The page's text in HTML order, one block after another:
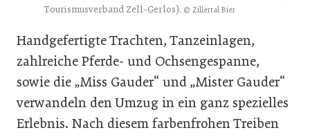
Tourismusverband Zell-Gerlos). © Zillertal Bier
Handgefertigte Trachten, Tanzeinlagen,
zahlreiche Pferde- und Ochsengespanne,
sowie die „Miss Gauder“ und „Mister Gauder“
verwandeln den Umzug in ein ganz spezielles
Erlebnis. Nach diesem farbenfrohen Treiben